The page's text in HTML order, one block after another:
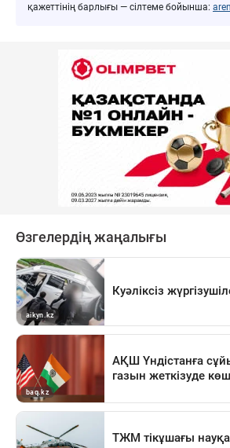
қажеттінің барлығы — сілтеме бойынша: